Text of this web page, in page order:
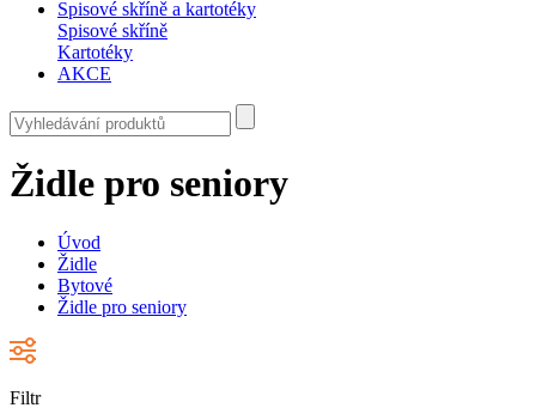
Spisové skříně a kartotéky
Spisové skříně
Kartotéky
AKCE
Židle pro seniory
Úvod
Židle
Bytové
Židle pro seniory
Filtr